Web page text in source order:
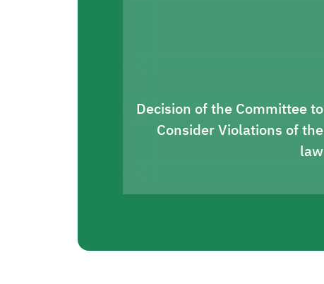
Decision of the Committee to
Consider Violations of the
law